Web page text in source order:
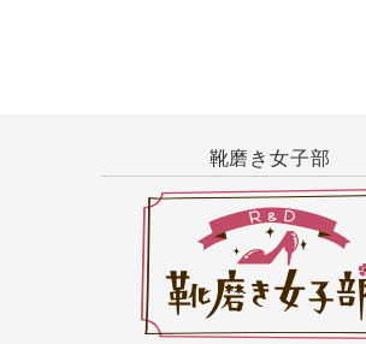
靴磨き女子部